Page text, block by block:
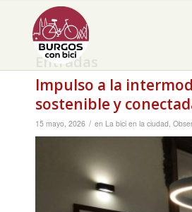
Entradas
Impulso a la
sostenible y
15 mayo, 2026 / en La bici en la ciudad,